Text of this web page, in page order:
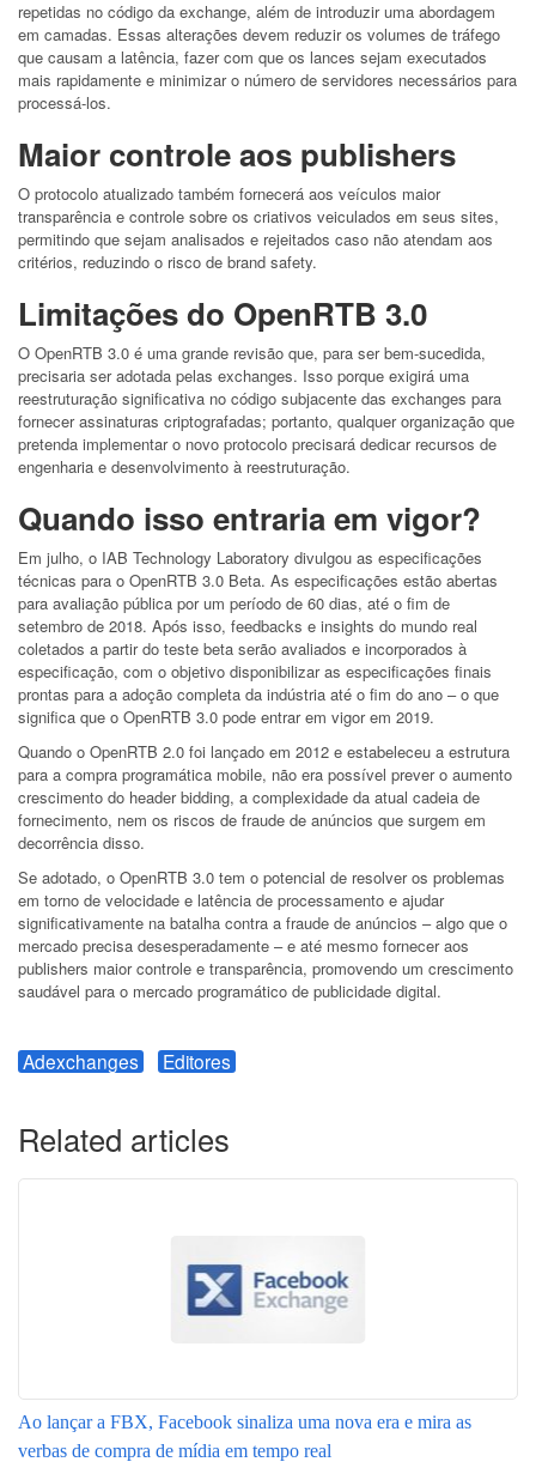
repetidas no código da exchange, além de introduzir uma abordagem
em camadas. Essas alterações devem reduzir os volumes de tráfego
que causam a latência, fazer com que os lances sejam executados
mais rapidamente e minimizar o número de servidores necessários para
processá-los.
Maior controle aos publishers
O protocolo atualizado também fornecerá aos veículos maior
transparência e controle sobre os criativos veiculados em seus sites,
permitindo que sejam analisados e rejeitados caso não atendam aos
critérios, reduzindo o risco de brand safety.
Limitações do OpenRTB 3.0
O OpenRTB 3.0 é uma grande revisão que, para ser bem-sucedida,
precisaria ser adotada pelas exchanges. Isso porque exigirá uma
reestruturação significativa no código subjacente das exchanges para
fornecer assinaturas criptografadas; portanto, qualquer organização que
pretenda implementar o novo protocolo precisará dedicar recursos de
engenharia e desenvolvimento à reestruturação.
Quando isso entraria em vigor?
Em julho, o IAB Technology Laboratory divulgou as especificações
técnicas para o OpenRTB 3.0 Beta. As especificações estão abertas
para avaliação pública por um período de 60 dias, até o fim de
setembro de 2018. Após isso, feedbacks e insights do mundo real
coletados a partir do teste beta serão avaliados e incorporados à
especificação, com o objetivo disponibilizar as especificações finais
prontas para a adoção completa da indústria até o fim do ano – o que
significa que o OpenRTB 3.0 pode entrar em vigor em 2019.
Quando o OpenRTB 2.0 foi lançado em 2012 e estabeleceu a estrutura
para a compra programática mobile, não era possível prever o aumento
crescimento do header bidding, a complexidade da atual cadeia de
fornecimento, nem os riscos de fraude de anúncios que surgem em
decorrência disso.
Se adotado, o OpenRTB 3.0 tem o potencial de resolver os problemas
em torno de velocidade e latência de processamento e ajudar
significativamente na batalha contra a fraude de anúncios – algo que o
mercado precisa desesperadamente – e até mesmo fornecer aos
publishers maior controle e transparência, promovendo um crescimento
saudável para o mercado programático de publicidade digital.
Adexchanges Editores
Related articles
Ao lançar a FBX, Facebook sinaliza uma nova era e mira as
verbas de compra de mídia em tempo real